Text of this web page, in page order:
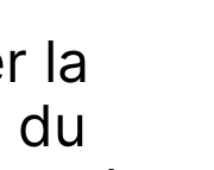
la
du